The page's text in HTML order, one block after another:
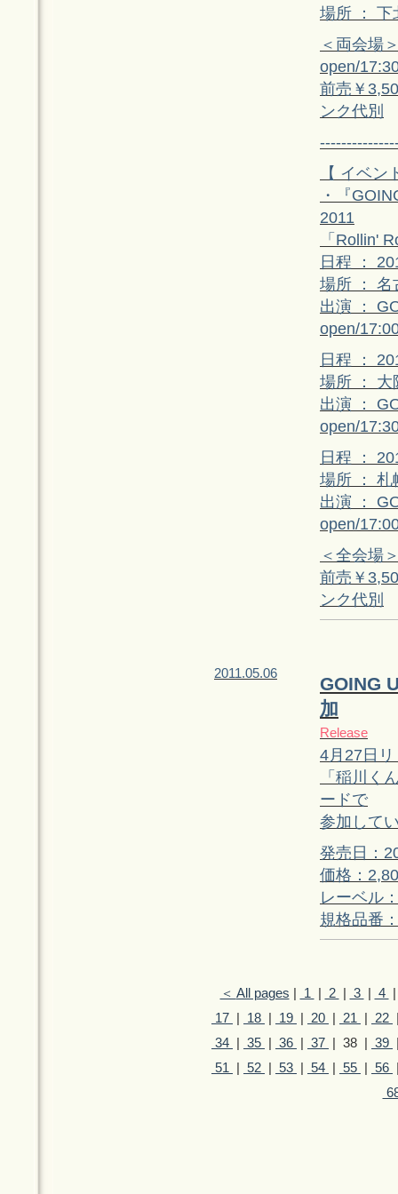
場所 ： 下
＜両会場
open/
前売￥
ンク代別
【 イベン
・『
2011
「Rollin'
日程 ：
場所 ： 名
出演 ：
open/
日程 ：
場所 ： 大
出演 ：
open/
日程 ：
場所 ： 札
出演 ：
open/
＜全会場
前売￥
ンク代別
2011.05.06
GOING
加
Release
4月27日リ
「稲川く
ードで
参加して
発売日：
価格：
レーベル
規格品番
＜ All pages | 1 | 2 | 3 | 4
17 | 18 | 19 | 20 | 21 | 22
34 | 35 | 36 | 37 | 38 | 39
51 | 52 | 53 | 54 | 55 | 56